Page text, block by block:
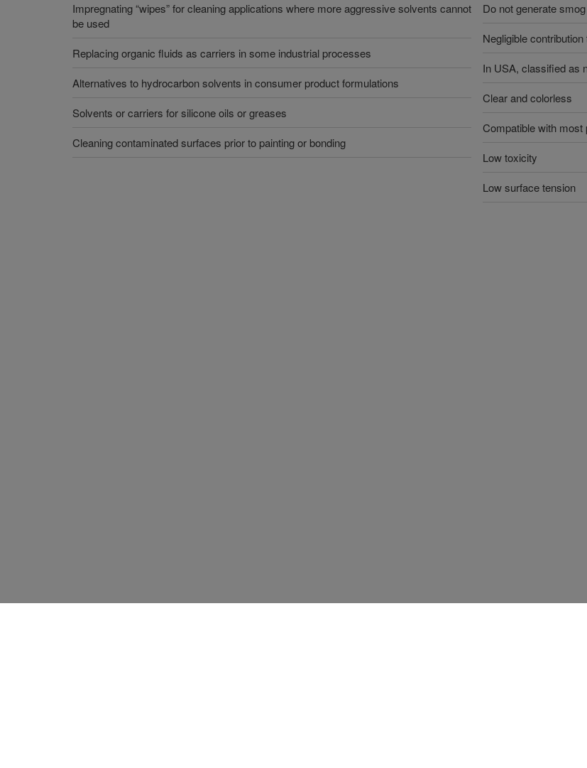
Impregnating “wipes” for cleaning applications where more aggressive solvents cannot
be used
Replacing organic fluids as carriers in some industrial processes
Alternatives to hydrocarbon solvents in consumer product formulations
Solvents or carriers for silicone oils or greases
Cleaning contaminated surfaces prior to painting or bonding
Do not generate smog
Negligible
In USA, classified as
Clear and colorless
Compatible with
Low toxicity
Low surface tension